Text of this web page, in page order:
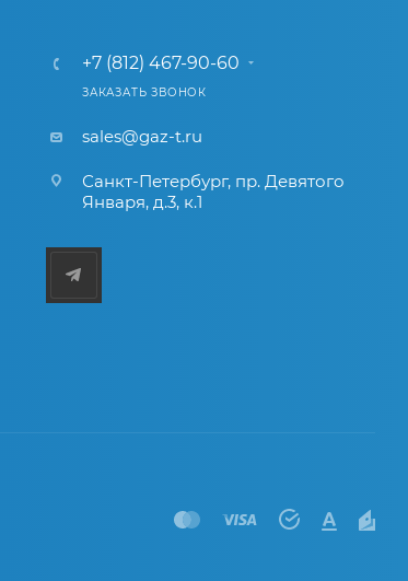
+7 (812) 467-90-60
ЗАКАЗАТЬ ЗВОНОК
sales@gaz-t.ru
Санкт-Петербург, пр. Девятого
Января, д.3, к.1